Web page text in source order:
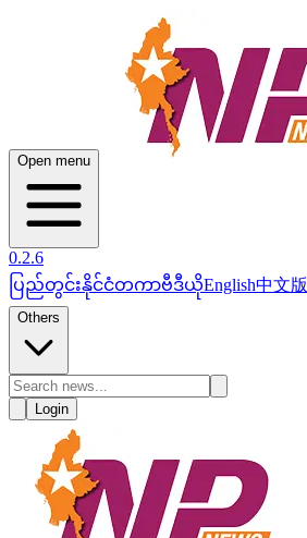
Open menu
0.2.6
ပြည်တွင်းနိုင်ငံတကာဗီဒီယိုEnglish中文版
Others
Login